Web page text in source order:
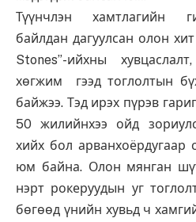
Түүнчлэн хамтлагийн
байлдан дагуулсан олон
Stones”-ийхны
хөгжим гээд тоглолтын
байжээ. Тэд ирэх пүрэв
50 жилийнхээ ойд
хийх бол
юм байна. Олон мянган
нэрт рокеруудын уг
бөгөөд үнийн хувьд ч